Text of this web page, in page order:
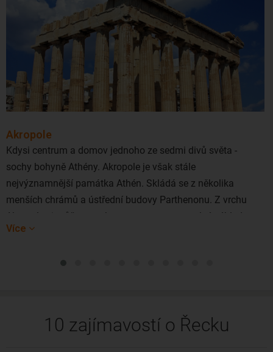
Akropole
Kdysi centrum a domov jednoho ze sedmi divů světa -
sochy bohyně Athény. Akropole je však stále
nejvýznamnější památka Athén. Skládá se z několika
menších chrámů a ústřední budovy Parthenonu. Z vrchu
Akropole si můžete vychutnat nezapomenutelný výhled na
město.
Více
10 zajímavostí o Řecku